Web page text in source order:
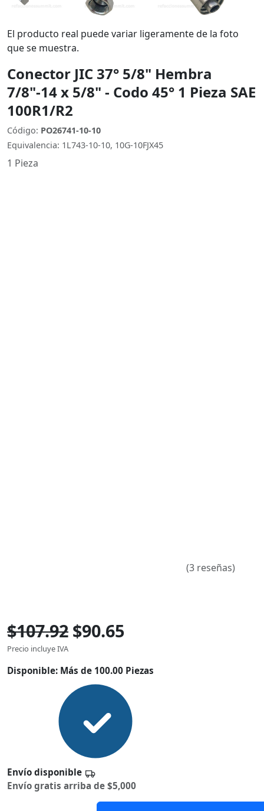
El producto real puede variar ligeramente de la foto
que se muestra.
Conector JIC 37° 5/8" Hembra
7/8"-14 x 5/8" - Codo 45° 1 Pieza SAE
100R1/R2
Código: PO26741-10-10
Equivalencia: 1L743-10-10, 10G-10FJX45
1 Pieza
(3 reseñas)
$107.92 $90.65
Precio incluye IVA
Disponible: Más de 100.00 Piezas
Envío disponible
Envío gratis arriba de $5,000